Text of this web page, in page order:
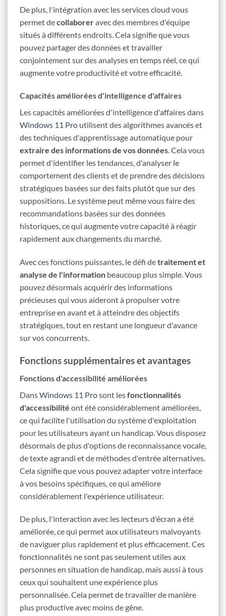
De plus, l'intégration avec les services cloud vous
permet decollaboreravec des membres d'équipe
situés à différents endroits. Cela signifie que vous
pouvez partager des données et travailler
conjointement sur des analyses en temps réel, ce qui
augmente votre productivité et votre efficacité.
Capacités améliorées d'intelligence d'affaires
Les capacités améliorées d'intelligence d'affaires dans
Windows 11 Pro utilisent des algorithmes avancés et
des techniques d'apprentissage automatique pour
extraire des informations de vos données. Cela vous
permet d'identifier les tendances, d'analyser le
comportement des clients et de prendre des décisions
stratégiques basées sur des faits plutôt que sur des
suppositions. Le système peut même vous faire des
recommandations basées sur des données
historiques, ce qui augmente votre capacité à réagir
rapidement aux changements du marché.
Avec ces fonctions puissantes, le défi detraitement et
analyse de l'information beaucoup plus simple. Vous
pouvez désormais acquérir des informations
précieuses qui vous aideront à propulser votre
entreprise en avant et à atteindre des objectifs
stratégiques, tout en restant une longueur d'avance
sur vos concurrents.
Fonctions supplémentaires et avantages
Fonctions d'accessibilité améliorées
DansWindows 11 Prosont lesfonctionnalités
d'accessibilité ont été considérablement améliorées,
ce qui facilite l'utilisation du système d'exploitation
pour les utilisateurs ayant un handicap. Vous disposez
désormais de plus d'options de reconnaissance vocale,
de texte agrandi et de méthodes d'entrée alternatives.
Cela signifie que vous pouvez adapter votre interface
à vos besoins spécifiques, ce qui améliore
considérablement l'expérience utilisateur.
De plus, l'interaction avec les lecteurs d'écran a été
améliorée, ce qui permet aux utilisateurs malvoyants
de naviguer plus rapidement et plus efficacement. Ces
fonctionnalités ne sont pas seulement utiles aux
personnes en situation de handicap, mais aussi à tous
ceux qui souhaitent une expérience plus
personnalisée. Cela permet de travailler de manière
plus productive avec moins de gêne.